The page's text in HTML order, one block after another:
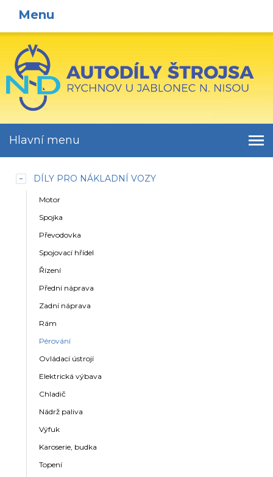
Menu
Hlavní menu
DÍLY PRO NÁKLADNÍ VOZY
Motor
Spojka
Převodovka
Spojovací hřídel
Řízení
Přední náprava
Zadní náprava
Rám
Pérování
Ovládací ústrojí
Elektrická výbava
Chladič
Nádrž paliva
Výfuk
Karoserie, budka
Topení